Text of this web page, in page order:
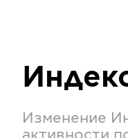
Изменение
активности